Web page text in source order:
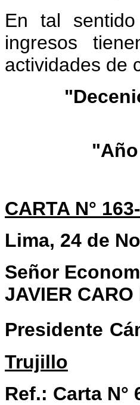
En tal
ingresos
actividades de
CARTA N°
Lima, 24 de
Señor
JAVIER CARO
Presidente
Trujillo
Ref.: Carta N°